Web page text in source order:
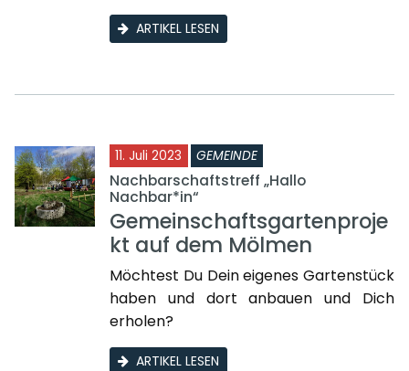
ARTIKEL LESEN
11. Juli 2023 GEMEINDE
Nachbarschaftstreff „Hallo
Nachbar*in“
Gemeinschaftsgartenproje
kt auf dem Mölmen
Möchtest Du Dein eigenes Gartenstück
haben und dort anbauen und Dich
erholen?
ARTIKEL LESEN